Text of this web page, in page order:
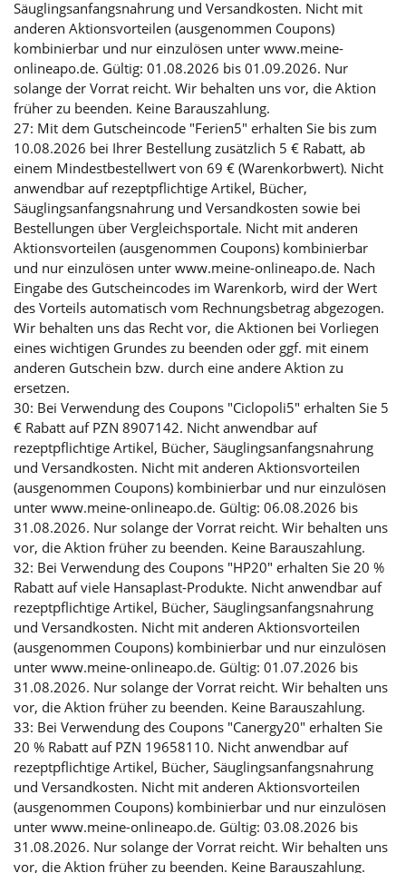
Säuglingsanfangsnahrung und Versandkosten. Nicht mit
anderen Aktionsvorteilen (ausgenommen Coupons)
kombinierbar und nur einzulösen unter www.meine-
onlineapo.de. Gültig: 01.08.2026 bis 01.09.2026. Nur
solange der Vorrat reicht. Wir behalten uns vor, die Aktion
früher zu beenden. Keine Barauszahlung.
27: Mit dem Gutscheincode "Ferien5" erhalten Sie bis zum
10.08.2026 bei Ihrer Bestellung zusätzlich 5 € Rabatt, ab
einem Mindestbestellwert von 69 € (Warenkorbwert). Nicht
anwendbar auf rezeptpflichtige Artikel, Bücher,
Säuglingsanfangsnahrung und Versandkosten sowie bei
Bestellungen über Vergleichsportale. Nicht mit anderen
Aktionsvorteilen (ausgenommen Coupons) kombinierbar
und nur einzulösen unter www.meine-onlineapo.de. Nach
Eingabe des Gutscheincodes im Warenkorb, wird der Wert
des Vorteils automatisch vom Rechnungsbetrag abgezogen.
Wir behalten uns das Recht vor, die Aktionen bei Vorliegen
eines wichtigen Grundes zu beenden oder ggf. mit einem
anderen Gutschein bzw. durch eine andere Aktion zu
ersetzen.
30: Bei Verwendung des Coupons "Ciclopoli5" erhalten Sie 5
€ Rabatt auf PZN 8907142. Nicht anwendbar auf
rezeptpflichtige Artikel, Bücher, Säuglingsanfangsnahrung
und Versandkosten. Nicht mit anderen Aktionsvorteilen
(ausgenommen Coupons) kombinierbar und nur einzulösen
unter www.meine-onlineapo.de. Gültig: 06.08.2026 bis
31.08.2026. Nur solange der Vorrat reicht. Wir behalten uns
vor, die Aktion früher zu beenden. Keine Barauszahlung.
32: Bei Verwendung des Coupons "HP20" erhalten Sie 20 %
Rabatt auf viele Hansaplast-Produkte. Nicht anwendbar auf
rezeptpflichtige Artikel, Bücher, Säuglingsanfangsnahrung
und Versandkosten. Nicht mit anderen Aktionsvorteilen
(ausgenommen Coupons) kombinierbar und nur einzulösen
unter www.meine-onlineapo.de. Gültig: 01.07.2026 bis
31.08.2026. Nur solange der Vorrat reicht. Wir behalten uns
vor, die Aktion früher zu beenden. Keine Barauszahlung.
33: Bei Verwendung des Coupons "Canergy20" erhalten Sie
20 % Rabatt auf PZN 19658110. Nicht anwendbar auf
rezeptpflichtige Artikel, Bücher, Säuglingsanfangsnahrung
und Versandkosten. Nicht mit anderen Aktionsvorteilen
(ausgenommen Coupons) kombinierbar und nur einzulösen
unter www.meine-onlineapo.de. Gültig: 03.08.2026 bis
31.08.2026. Nur solange der Vorrat reicht. Wir behalten uns
vor, die Aktion früher zu beenden. Keine Barauszahlung.